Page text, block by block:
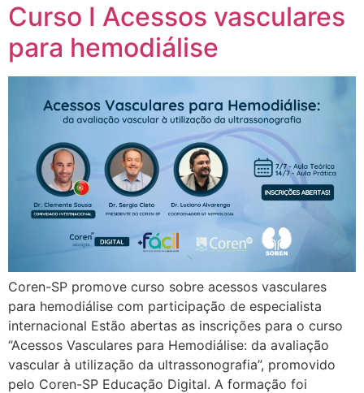
Curso I Acessos vasculares
para hemodiálise
Coren-SP promove curso sobre acessos vasculares
para hemodiálise com participação de especialista
internacional Estão abertas as inscrições para o curso
“Acessos Vasculares para Hemodiálise: da avaliação
vascular à utilização da ultrassonografia”, promovido
pelo Coren-SP Educação Digital. A formação foi